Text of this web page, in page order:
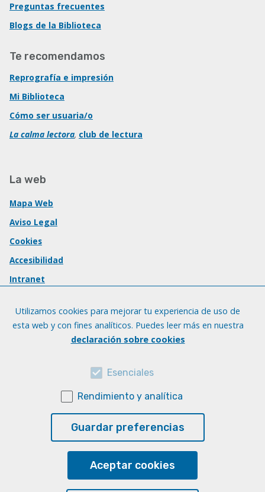
Preguntas frecuentes
Blogs de la Biblioteca
Te recomendamos
Reprografía e impresión
Mi Biblioteca
Cómo ser usuaria/o
La calma lectora, club de lectura
La web
Mapa Web
Aviso Legal
Cookies
Accesibilidad
Intranet
Utilizamos cookies para mejorar tu experiencia de uso de
esta web y con fines analíticos. Puedes leer más en nuestra
declaración sobre cookies
Esenciales
Rendimiento y analítica
Guardar preferencias
Aceptar cookies